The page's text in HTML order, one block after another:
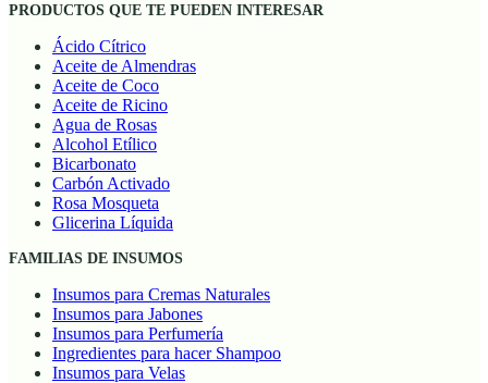
PRODUCTOS QUE TE PUEDEN INTERESAR
Ácido Cítrico
Aceite de Almendras
Aceite de Coco
Aceite de Ricino
Agua de Rosas
Alcohol Etílico
Bicarbonato
Carbón Activado
Rosa Mosqueta
Glicerina Líquida
FAMILIAS DE INSUMOS
Insumos para Cremas Naturales
Insumos para Jabones
Insumos para Perfumería
Ingredientes para hacer Shampoo
Insumos para Velas